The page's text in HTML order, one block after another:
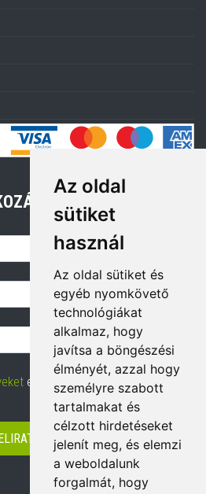
Az oldal
sütiket
használ
Az oldal sütiket és
egyéb nyomkövető
technológiákat
alkalmaz, hogy
javítsa a böngészési
élményét, azzal hogy
személyre szabott
tartalmakat és
célzott hirdetéseket
jelenít meg, és elemzi
a weboldalunk
forgalmát, hogy
elolvastam és hozzájárulok